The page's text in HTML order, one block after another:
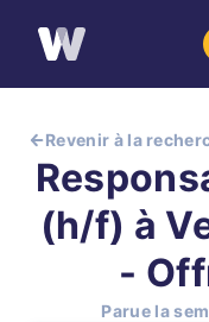
Revenir à la
(h/f) à
-
Parue la